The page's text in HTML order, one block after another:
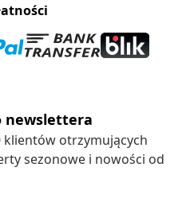
newslettera
klientów otrzymujących
sezonowe i nowości od